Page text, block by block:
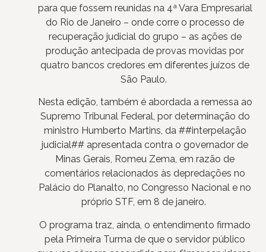
para que fossem reunidas na 4ª Vara Empresarial
do Rio de Janeiro – onde corre o processo de
recuperação judicial do grupo – as ações de
produção antecipada de provas movidas por
quatro bancos credores em diferentes juízos de
São Paulo.
Nesta edição, também é abordada a remessa ao
Supremo Tribunal Federal, por determinação do
ministro Humberto Martins, da ##interpelação
judicial## apresentada contra o governador de
Minas Gerais, Romeu Zema, em razão de
comentários relacionados às depredações no
Palácio do Planalto, no Congresso Nacional e no
próprio STF, em 8 de janeiro.
O programa traz, ainda, o entendimento firmado
pela Primeira Turma de que o servidor público